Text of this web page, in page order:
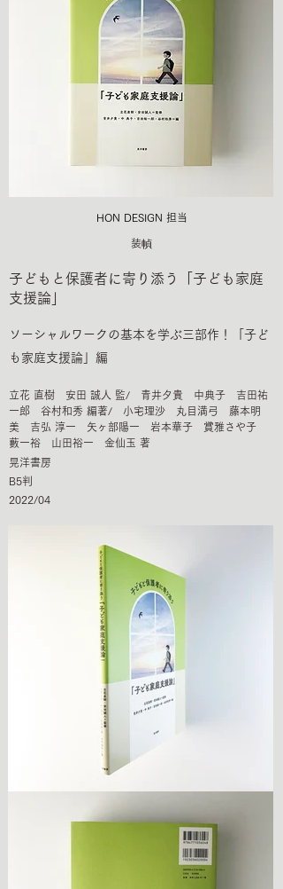
HON DESIGN​ 担当
装幀
子どもと保護者に寄り添う「子ども家庭
支援論」
ソーシャルワークの基本を学ぶ三部作！「子ど
も家庭支援論」編
立花 直樹 安田 誠人 監/ 青井夕貴 中典子 吉田祐
一郎 谷村和秀 編著/ 小宅理沙 丸目満弓 藤本明
美 吉弘 淳一 矢ヶ部陽一 岩本華子 賞雅さや子
藪一裕 山田裕一 金仙玉 著
晃洋書房
B5判
2022/04